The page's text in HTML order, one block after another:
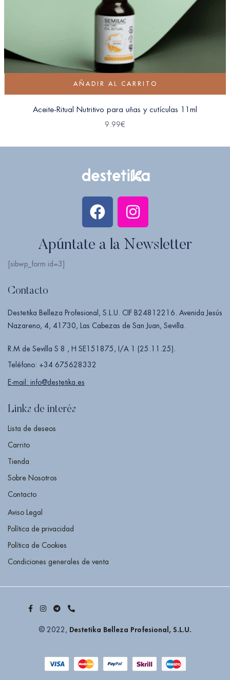
AÑADIR AL CARRITO
Aceite-Ritual Nutritivo para uñas y cutículas 11ml
9.99€
Apúntate a la Newsletter
[sibwp_form id=3]
Contacto
Destetika Belleza Profesional, S.L.U. CIF B24812216. Avenida Jesús
Nazareno, 4, 41730, Las Cabezas de San Juan, Sevilla.
R.M de Sevilla S 8 , H SE151875, I/A 1 (25.11.25).
Teléfono: +34 675628332
E-mail: info@destetika.es
Links de interés
Lista de deseos
Carrito
Tienda
Sobre Nosotros
Contacto
Aviso Legal
Política de privacidad
Política de Cookies
Condiciones generales de venta
© 2022, Destetika Belleza Profesional, S.L.U.